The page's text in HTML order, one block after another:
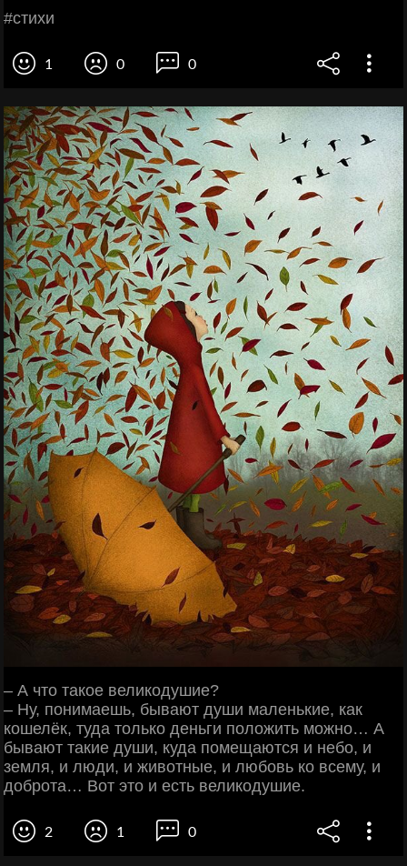
#cтихи
1 0 0
– А что такое великодушие?
– Ну, понимаешь, бывают души маленькие, как
кошелёк, туда только деньги положить можно… А
бывают такие души, куда помещаются и небо, и
земля, и люди, и животные, и любовь ко всему, и
доброта… Вот это и есть великодушие.
2 1 0